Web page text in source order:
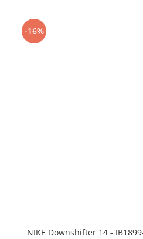
-16%
NIKE Downshifter 14 -